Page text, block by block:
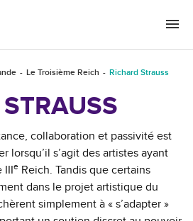
Le Troisième Reich Richard Strauss
collaboration et passivité est
lorsqu’il s’agit des artistes ayant
IIIe Reich. Tandis que certains
dans le projet artistique du
simplement à « s’adapter »